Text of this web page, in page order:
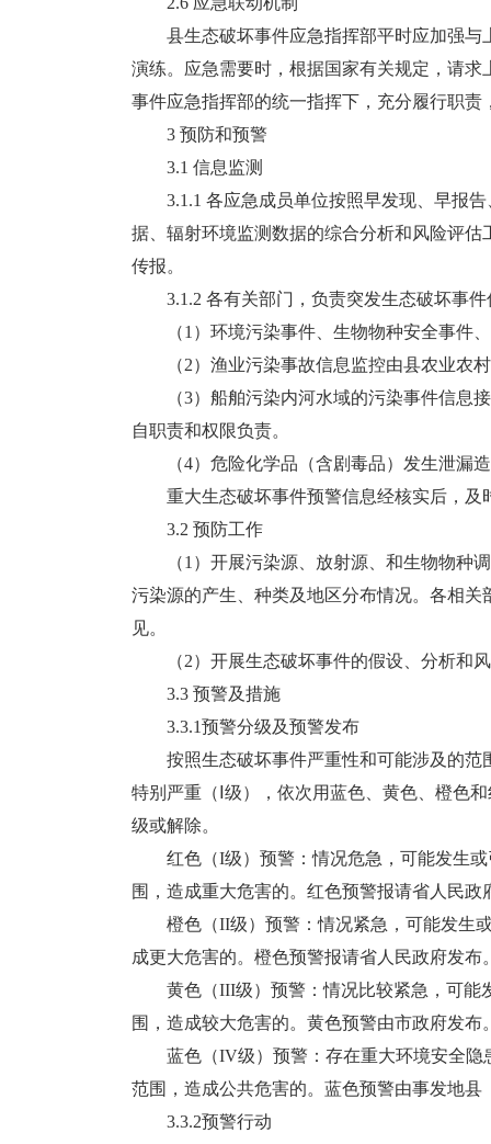
县生态破坏事件应急指挥部平时应加强与
演练。应急需要时，根据国家有关规定，请
事件应急指挥部的统一指挥下，充分履行职
3 预防和预警
3.1 信息监测
3.1.1 各应急成员单位按照早发现、早报告
据、辐射环境监测数据的综合分析和风险评
传报。
3.1.2 各有关部门，负责突发生态破坏事件
（1）环境污染事件、生物物种安全事件、
（2）渔业污染事故信息监控由县农业农
（3）船舶污染内河水域的污染事件信息接
自职责和权限负责。
（4）危险化学品（含剧毒品）发生泄漏造
重大生态破坏事件预警信息经核实后，及
3.2 预防工作
（1）开展污染源、放射源、和生物物种调
污染源的产生、种类及地区分布情况。各相
见。
（2）开展生态破坏事件的假设、分析和风
3.3 预警及措施
3.3.1预警分级及预警发布
按照生态破坏事件严重性和可能涉及的范
特别严重（Ⅰ级），依次用蓝色、黄色、橙色
级或解除。
红色（I级）预警：情况危急，可能发生或
围，造成重大危害的。红色预警报请省人民政
橙色（II级）预警：情况紧急，可能发生或
成更大危害的。橙色预警报请省人民政府发布
黄色（III级）预警：情况比较紧急，可能
围，造成较大危害的。黄色预警由市政府发布
蓝色（IV级）预警：存在重大环境安全隐
范围，造成公共危害的。蓝色预警由事发地县
3.3.2预警行动